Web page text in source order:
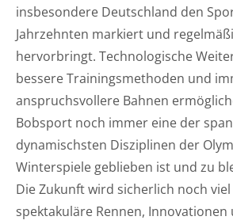
insbesondere Deutschland den
Jahrzehnten markiert und
hervorbringt. Technologische
bessere Trainingsmethoden und
anspruchsvollere Bahnen
Bobsport noch immer eine der
dynamischsten Disziplinen der
Winterspiele geblieben ist und zu
Die Zukunft wird sicherlich noch
spektakuläre Rennen, Innovationen